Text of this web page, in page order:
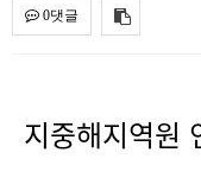
0댓글
지중해지역원